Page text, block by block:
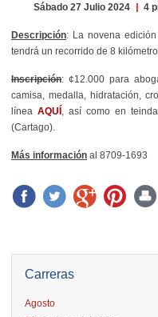
Carreras
Agosto
Sábado 27 Julio 2024 | 4
Descripción: La novena
tendrá un recorrido de 8
Inscripción: ¢12.000 para
camisa, medalla, hidratación,
línea AQUÍ , así como en
(Cartago).
Más información al 8709-1693